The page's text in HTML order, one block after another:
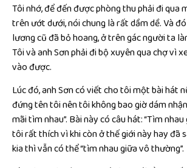
Tôi nhớ, để đến được phòng thu phải đi qua
trên ướt dưới, nói chung là rất dầm dề. Và
lương cũ đã bỏ hoang, ở trên gác người ta
Tôi và anh Sơn phải đi bộ xuyên qua chợ vì
vào được.
Lúc đó, anh Sơn có viết cho tôi một bài hát
đứng tên tôi nên tôi không bao giờ dám
mãi tìm nhau”. Bài này có câu hát: “Tìm
tôi rất thích vì khi còn ở thế giới này hay đã
kia thì vẫn có thể “tìm nhau giữa vô thường”.